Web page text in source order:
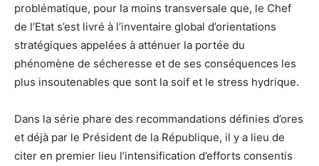
problématique, pour la moins transversale que, le Chef
de l’Etat s’est livré à l’inventaire global d’orientations
stratégiques appelées à atténuer la portée du
phénomène de sécheresse et de ses conséquences les
plus insoutenables que sont la soif et le stress hydrique.
Dans la série phare des recommandations définies d’ores
et déjà par le Président de la République, il y a lieu de
citer en premier lieu l’intensification d’efforts consentis